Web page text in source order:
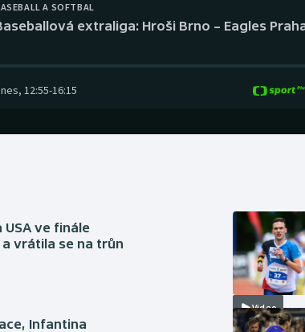
A SOFTBAL
extraliga: Hroši Brno – Eagles
, 12:55-16:15
ve finále
a vrátila se na trůn
Infantina
Video